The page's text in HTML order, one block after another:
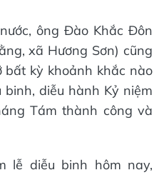
ông Đào Khắc Đôn
xã Hương Sơn) cũng
bất kỳ khoảnh khắc nào
diễu hành Kỷ niệm
Tám thành công và
lễ diễu binh hôm nay,